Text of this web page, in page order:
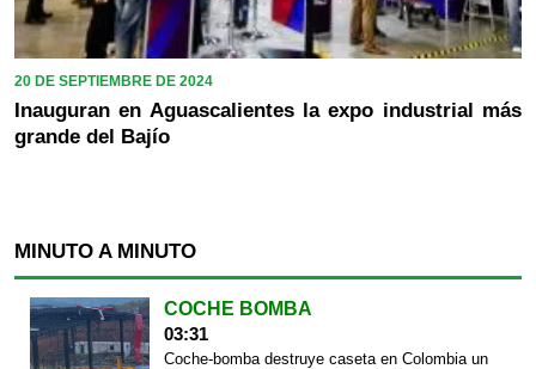
20 DE SEPTIEMBRE DE 2024
Inauguran en Aguascalientes la expo industrial más
grande del Bajío
MINUTO A MINUTO
COCHE BOMBA
03:31
Coche-bomba destruye caseta en Colombia un